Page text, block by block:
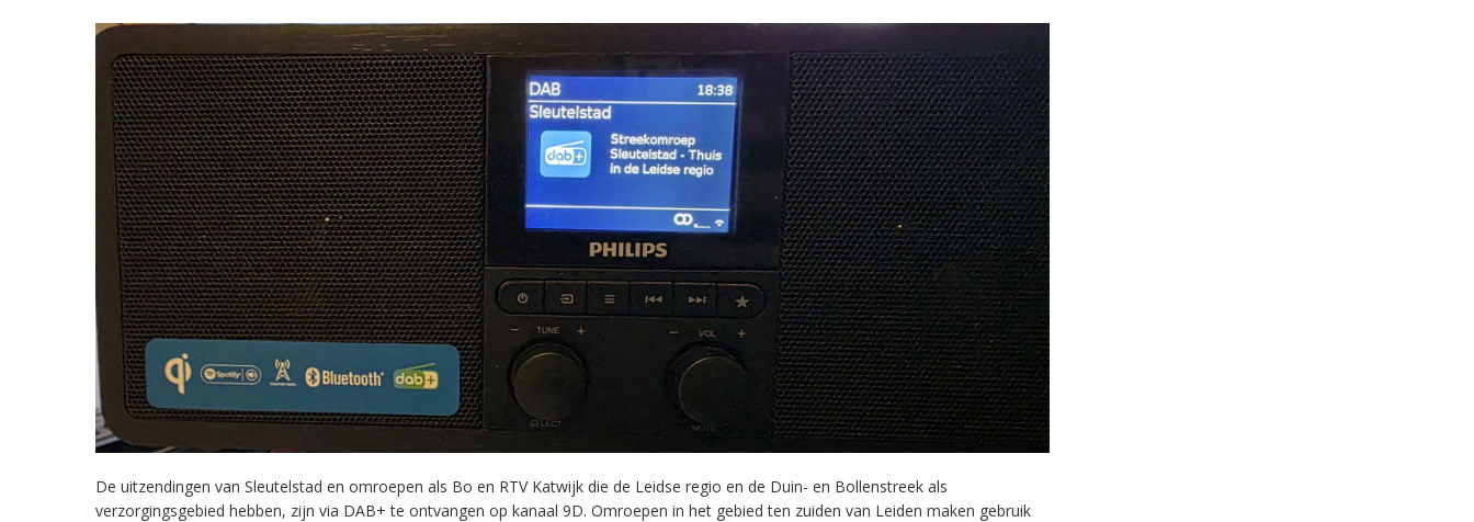
De uitzendingen van Sleutelstad en omroepen als Bo en RTV Katwijk die de Leidse regio en de Duin- en Bollenstreek als
verzorgingsgebied hebben, zijn via DAB+ te ontvangen op kanaal 9D. Omroepen in het gebied ten zuiden van Leiden maken gebruik